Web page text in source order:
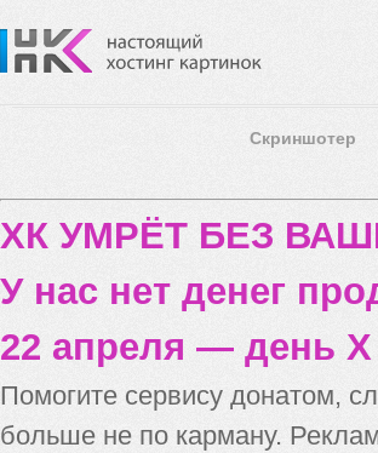
Скриншотер
ХК УМРЁТ БЕЗ
У нас нет денег
22 апреля — день X
Помогите сервису донатом,
больше не по карману.